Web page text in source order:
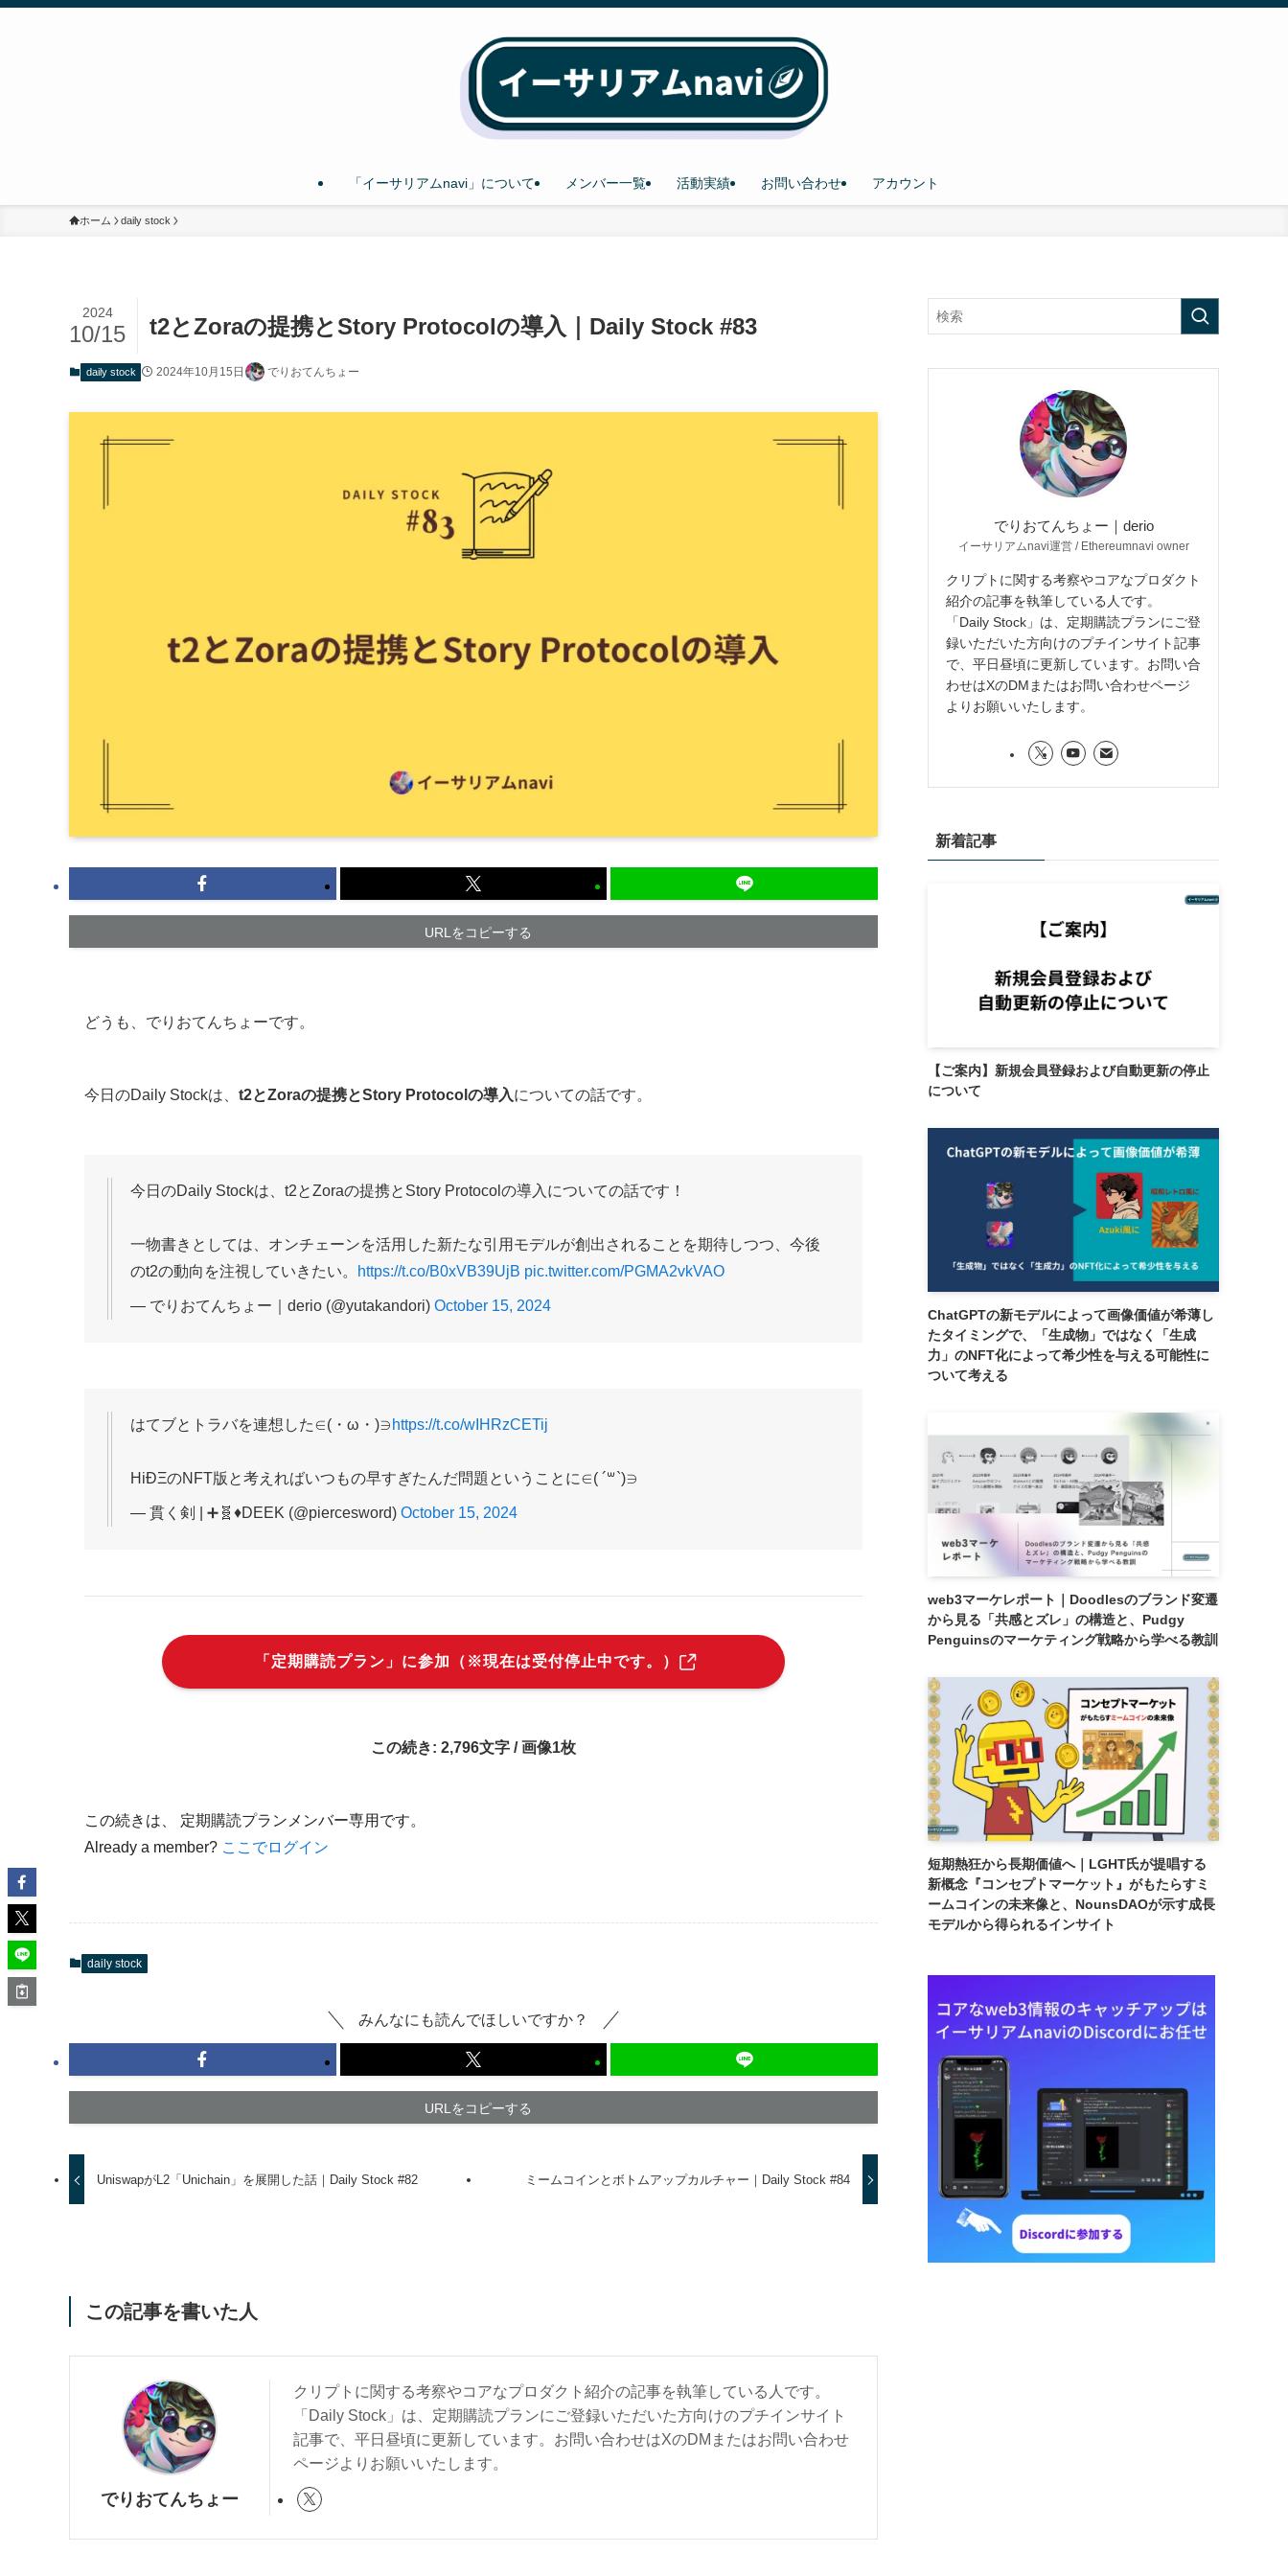
「イーサリアムnavi」について メンバー一覧 活動実績 お問い合わせ アカウント
ホーム daily stock
t2とZoraの提携とStory Protocolの導入｜Daily Stock #83
2024
10/15
daily stock 2024年10月15日 でりおてんちょー
URLをコピーする
どうも、でりおてんちょーです。
今日のDaily Stockは、 t2とZoraの提携とStory Protocolの導入についての話です。
今日のDaily Stockは、t2とZoraの提携とStory Protocolの導入についての話です！
一物書きとしては、オンチェーンを活用した新たな引用モデルが創出されることを期待しつつ、今後
のt2の動向を注視していきたい。
https://t.co/B0xVB39UjB pic.twitter.com/PGMA2vkVAO
— でりおてんちょー｜derio (@yutakandori) October 15, 2024
はてブとトラバを連想した∈(・ω・)∋ https://t.co/wIHRzCETij
HiÐΞのNFT版と考えればいつもの早すぎたんだ問題ということに∈( ´꒳`)∋
— 貫く剣 | ➕🧬♦️DEEK (@piercesword) October 15, 2024
「定期購読プラン」に参加（※現在は受付停止中です。）
この続き: 2,796文字 / 画像1枚
この続きは、 定期購読プランメンバー専用です。
Already a member? ここでログイン
daily stock
みんなにも読んでほしいですか？
URLをコピーする
UniswapがL2「Unichain」を展開した話｜Daily Stock #82 ミームコインとボトムアップカルチャー｜Daily Stock #84
この記事を書いた人
でりおてんちょー
クリプトに関する考察やコアなプロダクト紹介の記事を執筆している人です。
「Daily Stock」は、定期購読プランにご登録いただいた方向けのプチインサイト
記事で、平日昼頃に更新しています。お問い合わせはXのDMまたはお問い合わせ
ページよりお願いいたします。
でりおてんちょー｜derio
イーサリアムnavi運営 / Ethereumnavi owner
クリプトに関する考察やコアなプロダクト
紹介の記事を執筆している人です。
「Daily Stock」は、定期購読プランにご登
録いただいた方向けのプチインサイト記事
で、平日昼頃に更新しています。お問い合
わせはXのDMまたはお問い合わせページ
よりお願いいたします。
新着記事
【ご案内】新規会員登録および自動更新の停止
について
ChatGPTの新モデルによって画像価値が希薄し
たタイミングで、「生成物」ではなく「生成
力」のNFT化によって希少性を与える可能性に
ついて考える
web3マーケレポート｜Doodlesのブランド変遷
から見る「共感とズレ」の構造と、Pudgy
Penguinsのマーケティング戦略から学べる教訓
短期熱狂から長期価値へ｜LGHT氏が提唱する
新概念『コンセプトマーケット』がもたらすミ
ームコインの未来像と、NounsDAOが示す成長
モデルから得られるインサイト